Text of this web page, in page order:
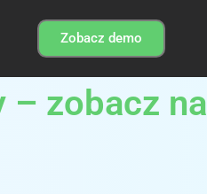
Zobacz demo
– zobacz na